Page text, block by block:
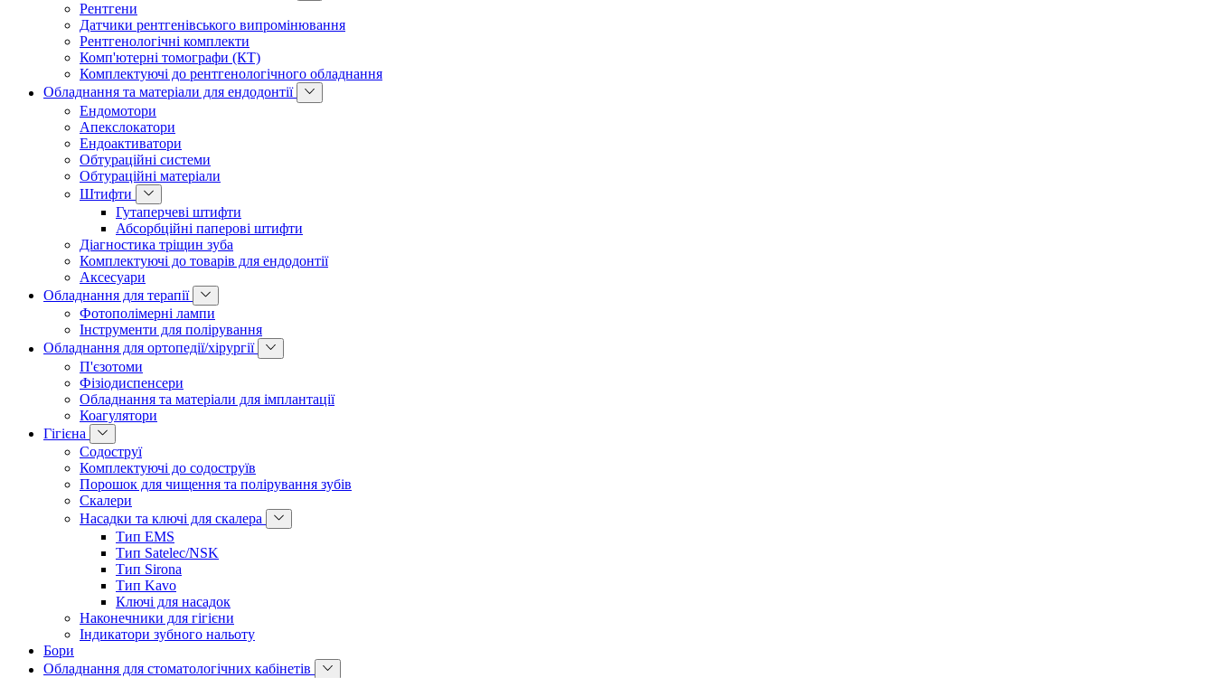
Рентгени
Датчики рентгенівського випромінювання
Рентгенологічні комплекти
Комп'ютерні томографи (КТ)
Комплектуючі до рентгенологічного обладнання
Обладнання та матеріали для ендодонтії
Ендомотори
Апекслокатори
Ендоактиватори
Обтураційні системи
Обтураційні матеріали
Штифти
Гутаперчеві штифти
Абсорбційні паперові штифти
Діагностика тріщин зуба
Комплектуючі до товарів для ендодонтії
Аксесуари
Обладнання для терапії
Фотополімерні лампи
Інструменти для полірування
Обладнання для ортопедії/хірургії
П'єзотоми
Фізіодиспенсери
Обладнання та матеріали для імплантації
Коагулятори
Гігієна
Содоструї
Комплектуючі до содоструїв
Порошок для чищення та полірування зубів
Скалери
Насадки та ключі для скалера
Тип EMS
Тип Satelec/NSK
Тип Sirona
Тип Kavo
Ключі для насадок
Наконечники для гігієни
Індикатори зубного нальоту
Бори
Обладнання для стоматологічних кабінетів